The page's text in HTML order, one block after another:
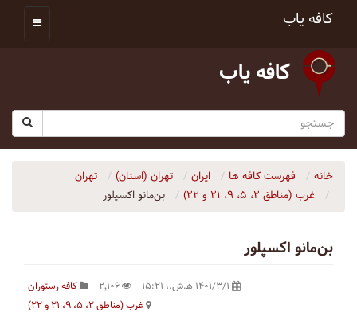
کافه یاب
کافه یاب
خانه فهرست کافه ها ایران تهران (استان)
تهران
غرب (مناطق ۲، ۵، ۹، ۲۱ و ۲۲)
بن‌مانو اکسپلور
بن‌مانو اکسپلور
کافه رستوران
غرب (مناطق ۲، ۵، ۹، ۲۱ و ۲۲)